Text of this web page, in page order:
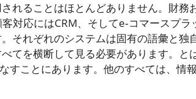
れることはほとんどありません。財務
対応にはCRM、そしてe‑コマースプラ
それぞれのシステムは固有の語彙と独
てを横断して見る必要があります。と
すことにあります。他のすべては、情